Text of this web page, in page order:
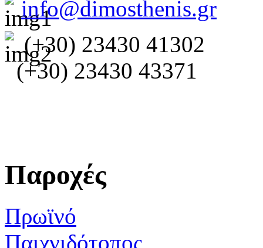
info@dimosthenis.gr
(+30) 23430 41302
(+30) 23430 43371
Παροχές
Πρωϊνό
Παιχνιδότοπος